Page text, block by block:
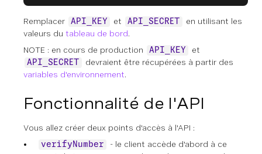
Remplacer API_KEY et API_SECRET
en utilisant les
valeurs du tableau de bord.
NOTE : en cours de production
API_KEY et
API_SECRET
devraient être récupérées à partir des
variables d'environnement.
Fonctionnalité de l'API
Vous allez créer deux points d'accès à l'API :
verifyNumber
- le client accède d'abord à ce